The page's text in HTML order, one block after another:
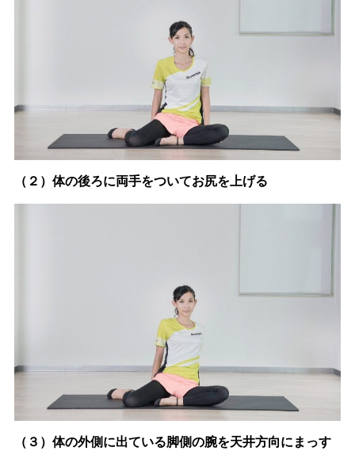
（２）体の後ろに両手をついてお尻を上げる
（３）体の外側に出ている脚側の腕を天井方向にまっす